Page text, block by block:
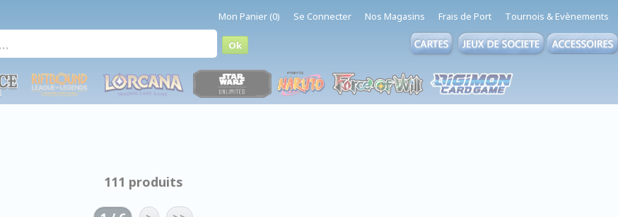
Mon Panier (0) Se Connecter Nos Magasins Frais de Port Tournois & Evènements
111 produits